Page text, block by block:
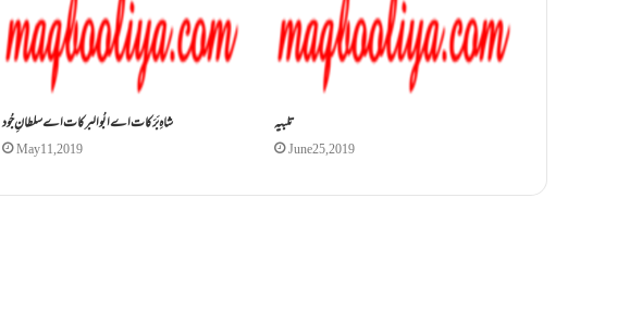
شاہِ بَرَکات اے ابُو البرکات اے سلطانِ جُود
May 11, 2019
تلبیہ
June 25, 2019